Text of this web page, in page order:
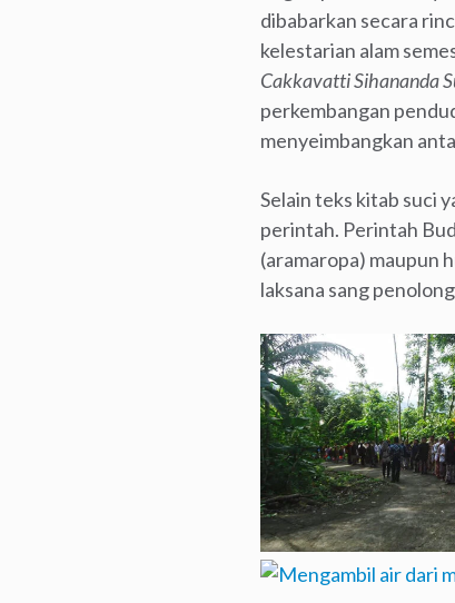
dibabarkan secara
kelestarian alam
Cakkavatti Sihananda
perkembangan
menyeimbangkan
Selain teks kitab suci
perintah. Perintah
(aramaropa) maupun
laksana sang